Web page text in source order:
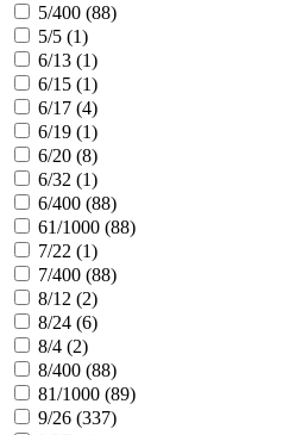
5/400 (88)
5/5 (1)
6/13 (1)
6/15 (1)
6/17 (4)
6/19 (1)
6/20 (8)
6/32 (1)
6/400 (88)
61/1000 (88)
7/22 (1)
7/400 (88)
8/12 (2)
8/24 (6)
8/4 (2)
8/400 (88)
81/1000 (89)
9/26 (337)